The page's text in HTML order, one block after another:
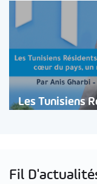
Les Tunisiens
Fil